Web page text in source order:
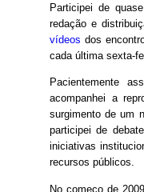
Participei de
redação e
vídeos dos
cada última sexta-
Pacientemente
acompanhei a
surgimento de um
participei de
iniciativas
recursos públicos.
No começo de